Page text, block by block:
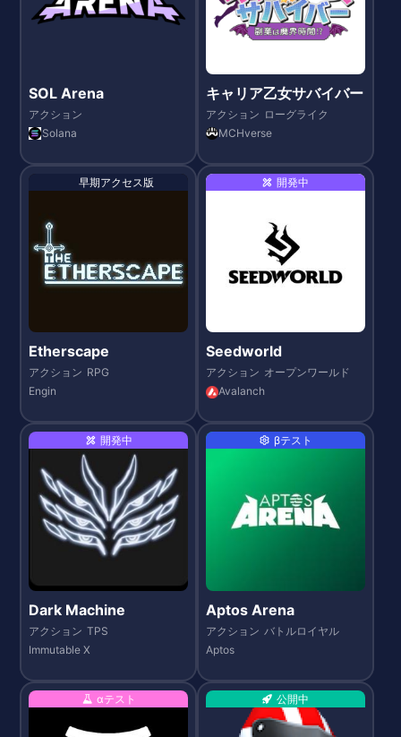
SOL Arena
アクション
Solana
キャリア乙女サバイバー
アクション ローグライク
MCHverse
早期アクセス版
Etherscape
アクション RPG
Engin
開発中
Seedworld
アクション オープンワールド
Avalanch
開発中
Dark Machine
アクション TPS
Immutable X
βテスト
Aptos Arena
アクション バトルロイヤル
Aptos
αテスト 公開中